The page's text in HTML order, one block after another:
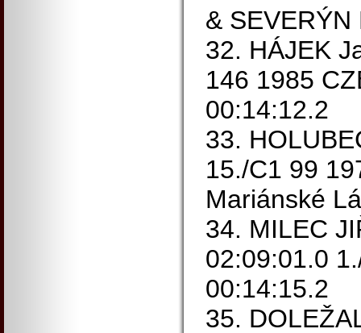
&
32. HÁJEK
146 1985
00:14:12.2
33.
15./C1 99
Mariánské
34. MILEC
02:09:01.0
00:14:15.2
35.